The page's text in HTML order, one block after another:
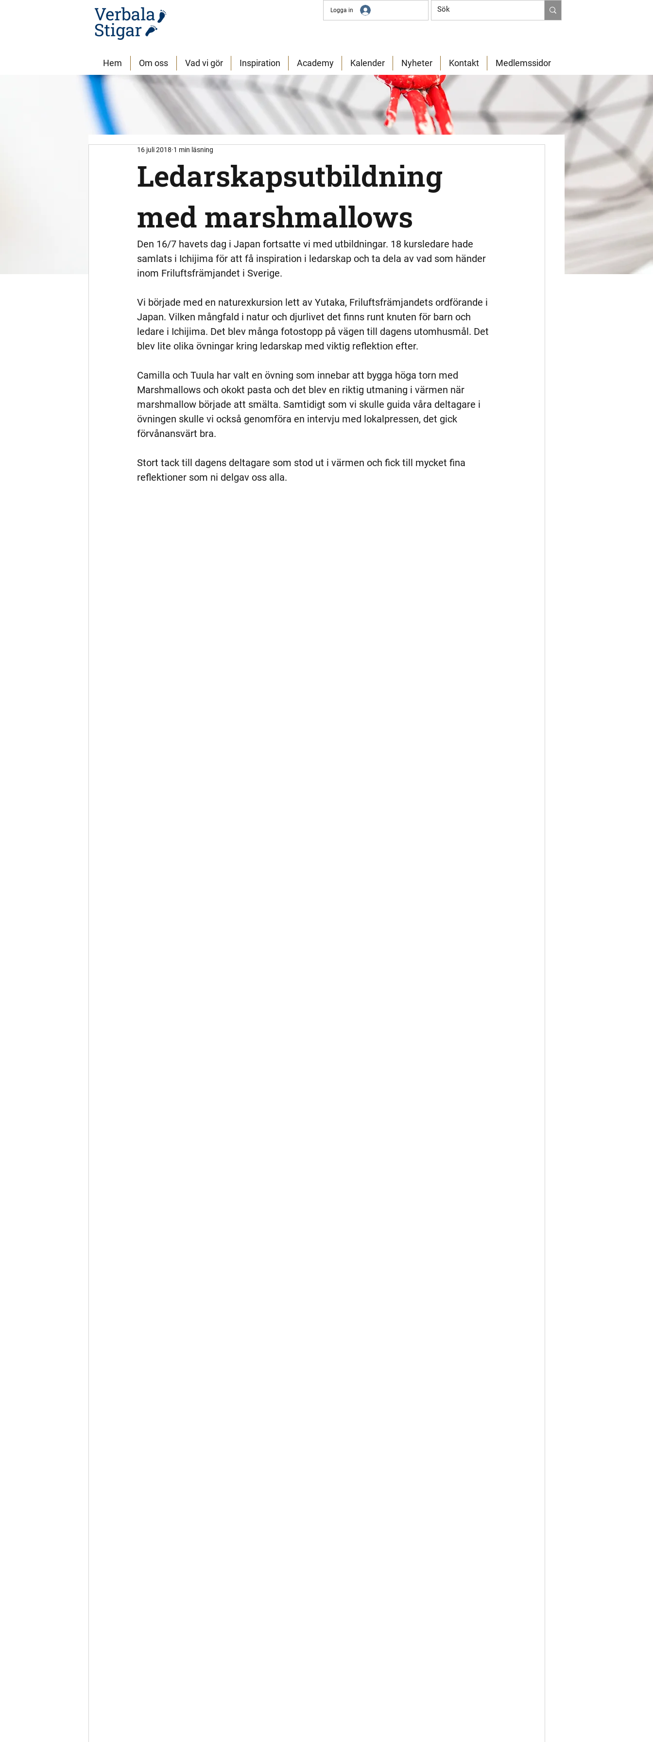
Logga in
Hem Om oss Vad vi gör Inspiration Academy Kalender Nyheter Kontakt Medlemssidor
Ledarskapsutbildning
med marshmallows
16 juli 2018 1 min läsning
Den 16/7 havets dag i Japan fortsatte vi med utbildningar. 18 kursledare hade
samlats i Ichijima för att få inspiration i ledarskap och ta dela av vad som händer
inom Friluftsfrämjandet i Sverige.
Vi började med en naturexkursion lett av Yutaka, Friluftsfrämjandets ordförande i
Japan. Vilken mångfald i natur och djurlivet det finns runt knuten för barn och
ledare i Ichijima. Det blev många fotostopp på vägen till dagens utomhusmål. Det
blev lite olika övningar kring ledarskap med viktig reflektion efter.
Camilla och Tuula har valt en övning som innebar att bygga höga torn med
Marshmallows och okokt pasta och det blev en riktig utmaning i värmen när
marshmallow började att smälta. Samtidigt som vi skulle guida våra deltagare i
övningen skulle vi också genomföra en intervju med lokalpressen, det gick
förvånansvärt bra.
Stort tack till dagens deltagare som stod ut i värmen och fick till mycket fina
reflektioner som ni delgav oss alla.